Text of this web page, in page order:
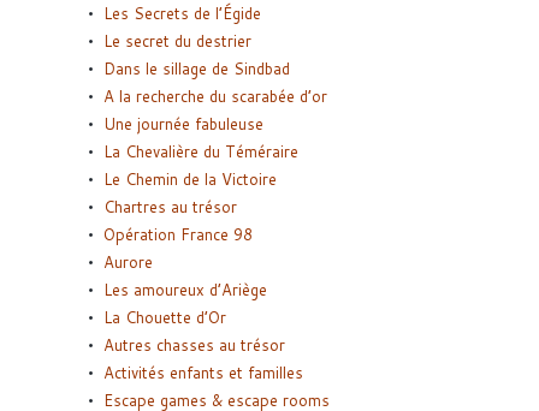
Les Secrets de l’Égide
Le secret du destrier
Dans le sillage de Sindbad
A la recherche du scarabée d’or
Une journée fabuleuse
La Chevalière du Téméraire
Le Chemin de la Victoire
Chartres au trésor
Opération France 98
Aurore
Les amoureux d’Ariège
La Chouette d’Or
Autres chasses au trésor
Activités enfants et familles
Escape games & escape rooms